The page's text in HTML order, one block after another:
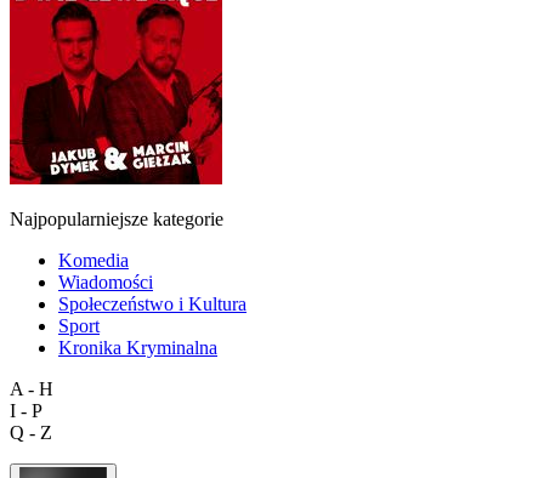
Najpopularniejsze kategorie
Komedia
Wiadomości
Społeczeństwo i Kultura
Sport
Kronika Kryminalna
A - H
I - P
Q - Z